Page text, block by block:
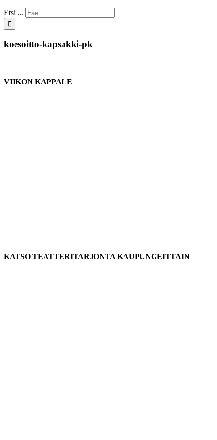
Etsi ...
koesoitto-kapsakki-pk
VIIKON KAPPALE
KATSO TEATTERITARJONTA KAUPUNGEITTAIN